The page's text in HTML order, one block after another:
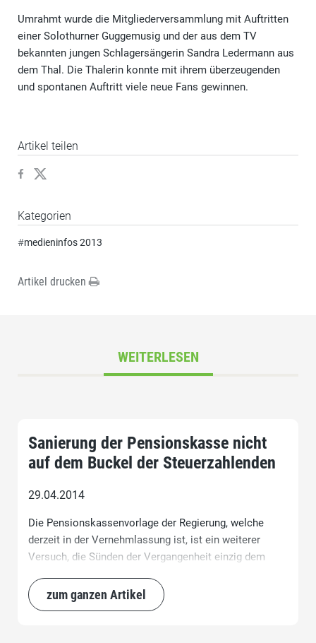
Umrahmt wurde die Mitgliederversammlung mit Auftritten
einer Solothurner Guggemusig und der aus dem TV
bekannten jungen Schlagersängerin Sandra Ledermann aus
dem Thal. Die Thalerin konnte mit ihrem überzeugenden
und spontanen Auftritt viele neue Fans gewinnen.
Artikel teilen
Kategorien
#medieninfos 2013
Artikel drucken
WEITERLESEN
Sanierung der Pensionskasse nicht
auf dem Buckel der Steuerzahlenden
29.04.2014
Die Pensionskassenvorlage der Regierung, welche
derzeit in der Vernehmlassung ist, ist ein weiterer
Versuch, die Sünden der Vergangenheit einzig dem
eine Milliarde Franken, welche vom Kanton und von
den Gemeinden und somit vom Steuerzahler
zum ganzen Artikel